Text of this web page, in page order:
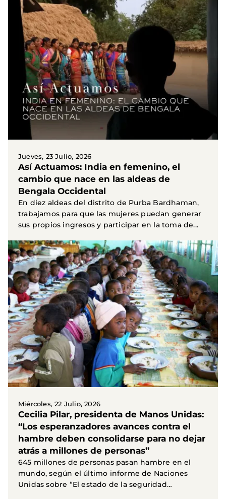
Jueves, 23 Julio, 2026
Así Actuamos: India en femenino, el
cambio que nace en las aldeas de
Bengala Occidental
En diez aldeas del distrito de Purba Bardhaman,
trabajamos para que las mujeres puedan generar
sus propios ingresos y participar en la toma de...
Miércoles, 22 Julio, 2026
Cecilia Pilar, presidenta de Manos Unidas:
“Los esperanzadores avances contra el
hambre deben consolidarse para no dejar
atrás a millones de personas”
645 millones de personas pasan hambre en el
mundo, según el último informe de Naciones
Unidas sobre “El estado de la seguridad